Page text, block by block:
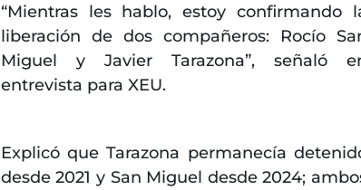
“Mientras les hablo, estoy confirmando
liberación de dos compañeros: Rocío
Miguel y Javier Tarazona”, señaló
entrevista para XEU.
Explicó que Tarazona permanecía
desde 2021 y San Miguel desde 2024;